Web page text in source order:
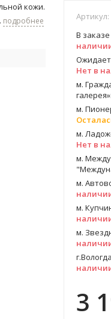
кожи.
подробнее Артикул:
В
Нет в
м.
галерея»:
м.
м.
Нет в
м.
м.
м.
м.
3